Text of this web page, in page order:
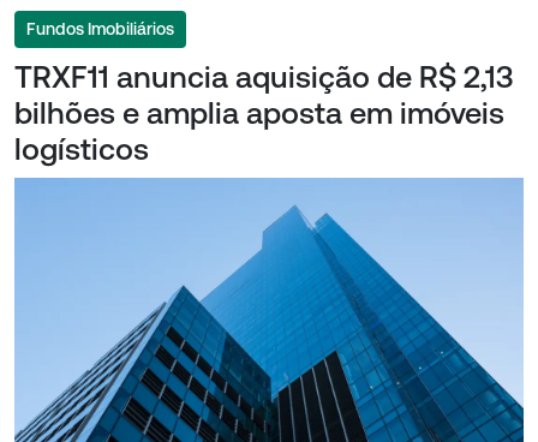
Fundos Imobiliários
TRXF11 anuncia aquisição de R$ 2,13
bilhões e amplia aposta em imóveis
logísticos